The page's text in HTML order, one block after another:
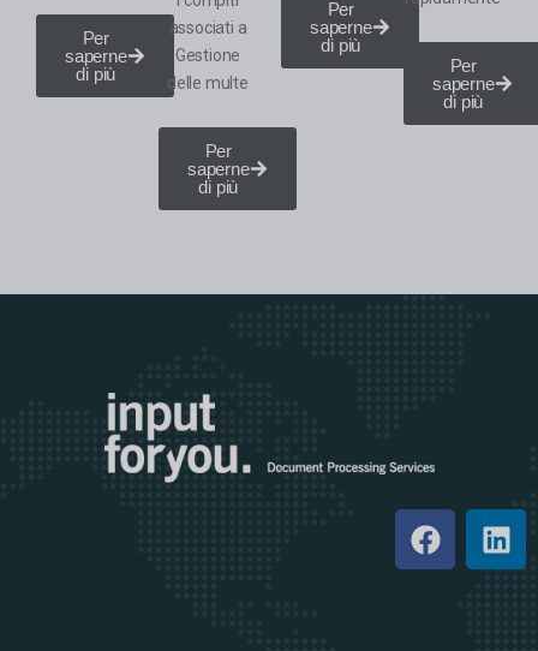
Per
saperne
di più
associati a
Gestione
delle multe
Per
saperne
di più
Per
saperne
di più
Per
saperne
di più